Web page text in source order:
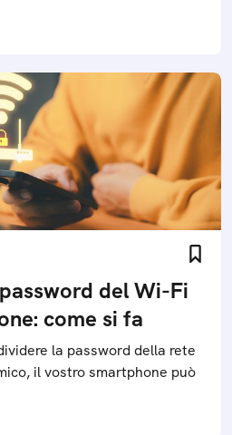
del Wi-Fi
come si fa
la password della rete
il vostro smartphone può